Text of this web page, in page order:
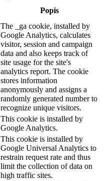
Popis
The _ga cookie, installed by
Google Analytics, calculates
visitor, session and campaign
data and also keeps track of
site usage for the site's
analytics report. The cookie
stores information
anonymously and assigns a
randomly generated number to
recognize unique visitors.
This cookie is installed by
Google Analytics.
This cookie is installed by
Google Universal Analytics to
restrain request rate and thus
limit the collection of data on
high traffic sites.